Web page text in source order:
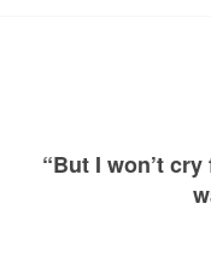
“But I won’t